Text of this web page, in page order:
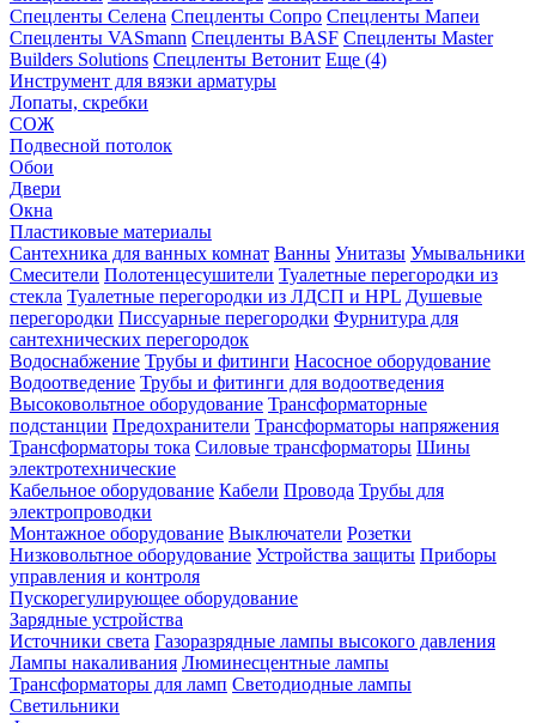
Спецленты Селена Спецленты Сопро Спецленты Мапеи
Спецленты VASmann Спецленты BASF Спецленты Master
Builders Solutions Спецленты Ветонит Еще (4)
Инструмент для вязки арматуры
Лопаты, скребки
СОЖ
Подвесной потолок
Обои
Двери
Окна
Пластиковые материалы
Сантехника для ванных комнат Ванны Унитазы Умывальники
Смесители Полотенцесушители Туалетные перегородки из
стекла Туалетные перегородки из ЛДСП и HPL Душевые
перегородки Писсуарные перегородки Фурнитура для
сантехнических перегородок
Водоснабжение Трубы и фитинги Насосное оборудование
Водоотведение Трубы и фитинги для водоотведения
Высоковольтное оборудование Трансформаторные
подстанции Предохранители Трансформаторы напряжения
Трансформаторы тока Силовые трансформаторы Шины
электротехнические
Кабельное оборудование Кабели Провода Трубы для
электропроводки
Монтажное оборудование Выключатели Розетки
Низковольтное оборудование Устройства защиты Приборы
управления и контроля
Пускорегулирующее оборудование
Зарядные устройства
Источники света Газоразрядные лампы высокого давления
Лампы накаливания Люминесцентные лампы
Трансформаторы для ламп Светодиодные лампы
Светильники